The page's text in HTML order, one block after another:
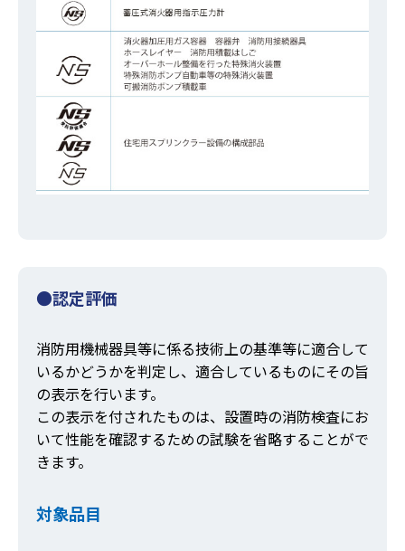
●認定評価
消防用機械器具等に係る技術上の基準等に適合して
いるかどうかを判定し、適合しているものにその旨
の表示を行います。
この表示を付されたものは、設置時の消防検査にお
いて性能を確認するための試験を省略することがで
きます。
対象品目